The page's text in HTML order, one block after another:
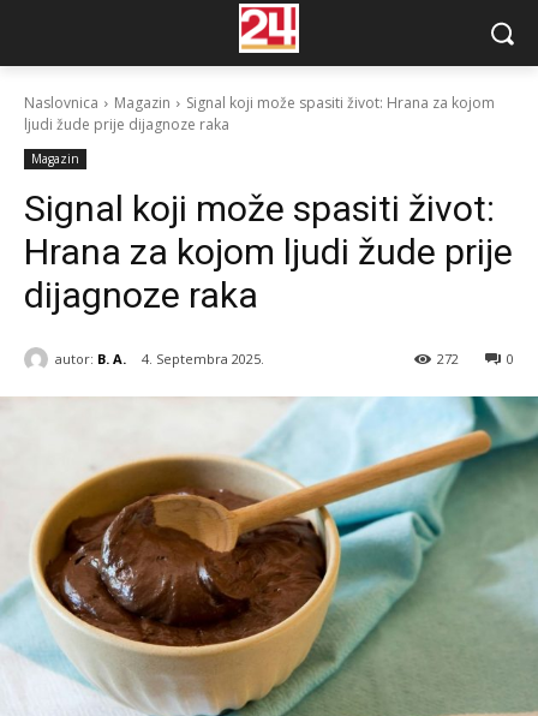
Naslovnica Magazin
Signal koji može spasiti život: Hrana za kojom
ljudi žude prije dijagnoze raka
Magazin
Signal koji može spasiti život:
Hrana za kojom ljudi žude prije
dijagnoze raka
autor: B. A. 4. Septembra 2025. 0
272